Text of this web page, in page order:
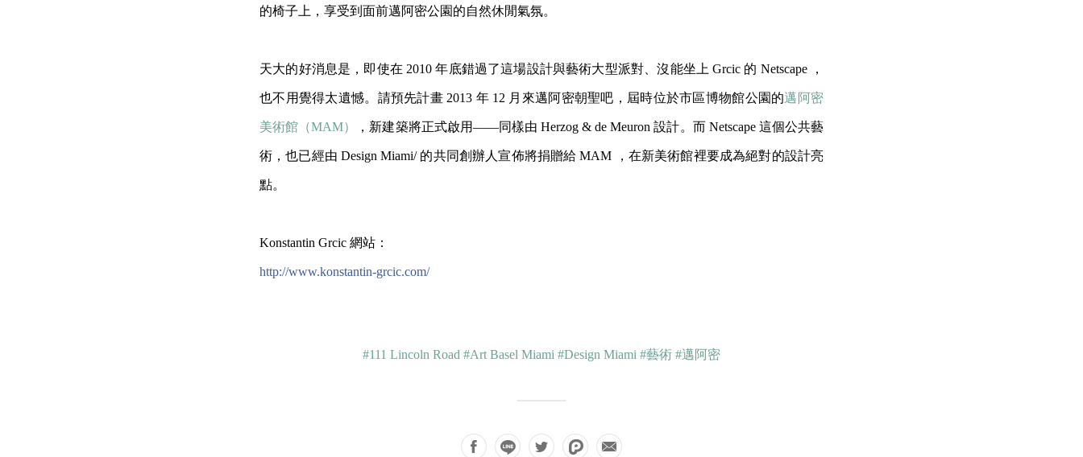
的椅子上，享受到面前邁阿密公園的自然休閒氣氛。
天大的好消息是，即使在 2010 年底錯過了這場設計與藝術大型派對、沒能坐上 Grcic 的 Netscape ，
也不用覺得太遺憾。請預先計畫 2013 年 12 月來邁阿密朝聖吧，屆時位於市區博物館公園的邁阿密
美術館（MAM） ，新建築將正式啟用——同樣由 Herzog & de Meuron 設計。而 Netscape 這個公共藝
術，也已經由 Design Miami/ 的共同創辦人宣佈將捐贈給 MAM ，在新美術館裡要成為絕對的設計亮
點。
Konstantin Grcic 網站：
http://www.konstantin-grcic.com/
#111 Lincoln Road #Art Basel Miami #Design Miami #藝術 #邁阿密